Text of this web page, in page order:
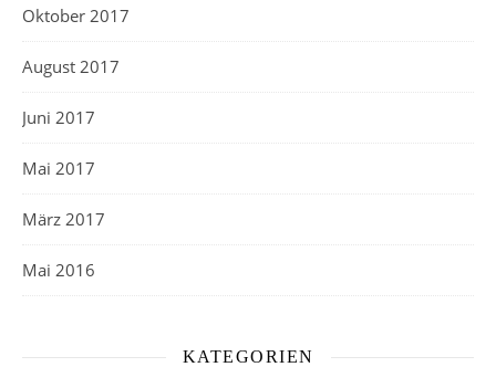
Oktober 2017
August 2017
Juni 2017
Mai 2017
März 2017
Mai 2016
KATEGORIEN